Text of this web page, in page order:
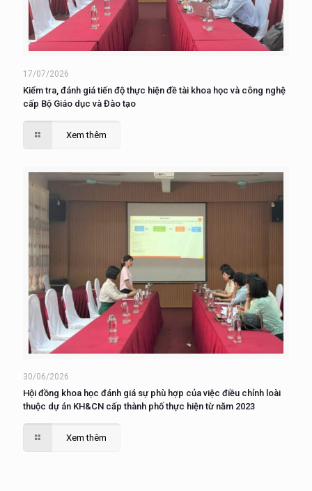
17/07/2026
Kiểm tra, đánh giá tiến độ thực hiện đề tài khoa học và công nghệ
cấp Bộ Giáo dục và Đào tạo
Xem thêm
30/06/2026
Hội đồng khoa học đánh giá sự phù hợp của việc điều chỉnh loài
thuộc dự án KH&CN cấp thành phố thực hiện từ năm 2023
Xem thêm